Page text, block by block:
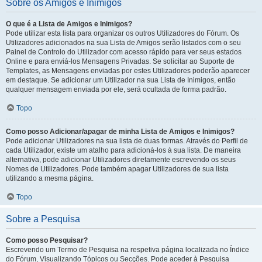
Sobre os Amigos e Inimigos
O que é a Lista de Amigos e Inimigos?
Pode utilizar esta lista para organizar os outros Utilizadores do Fórum. Os
Utilizadores adicionados na sua Lista de Amigos serão listados com o seu
Painel de Controlo do Utilizador com acesso rápido para ver seus estados
Online e para enviá-los Mensagens Privadas. Se solicitar ao Suporte de
Templates, as Mensagens enviadas por estes Utilizadores poderão aparecer
em destaque. Se adicionar um Utilizador na sua Lista de Inimigos, então
qualquer mensagem enviada por ele, será ocultada de forma padrão.
Topo
Como posso Adicionar/apagar de minha Lista de Amigos e Inimigos?
Pode adicionar Utilizadores na sua lista de duas formas. Através do Perfil de
cada Utilizador, existe um atalho para adicioná-los à sua lista. De maneira
alternativa, pode adicionar Utilizadores diretamente escrevendo os seus
Nomes de Utilizadores. Pode também apagar Utilizadores de sua lista
utilizando a mesma página.
Topo
Sobre a Pesquisa
Como posso Pesquisar?
Escrevendo um Termo de Pesquisa na respetiva página localizada no Índice
do Fórum, Visualizando Tópicos ou Secções. Pode aceder à Pesquisa